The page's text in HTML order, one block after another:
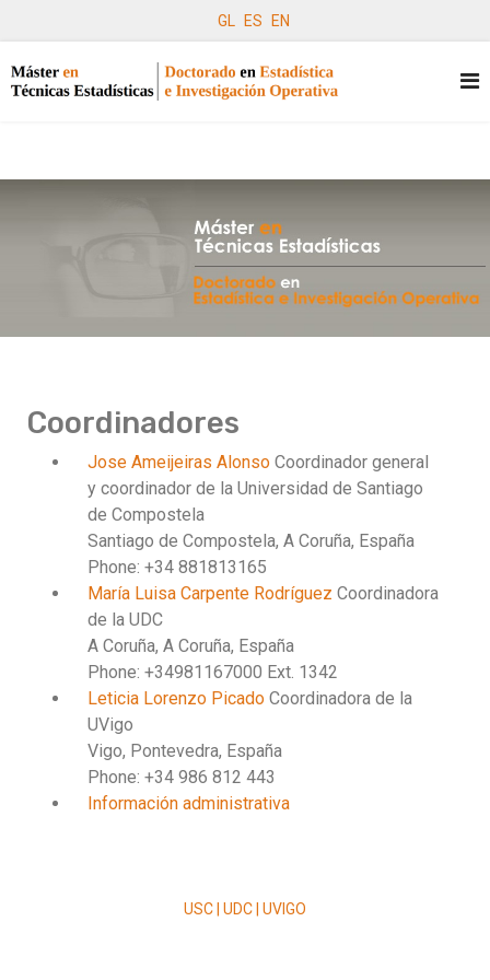
GL ES EN
Coordinadores
Jose Ameijeiras Alonso Coordinador general
y coordinador de la Universidad de Santiago
de Compostela
Santiago de Compostela, A Coruña, España
Phone: +34 881813165
María Luisa Carpente Rodríguez Coordinadora
de la UDC
A Coruña, A Coruña, España
Phone: +34981167000 Ext. 1342
Leticia Lorenzo Picado Coordinadora de la
UVigo
Vigo, Pontevedra, España
Phone: +34 986 812 443
Información administrativa
USC | UDC | UVIGO